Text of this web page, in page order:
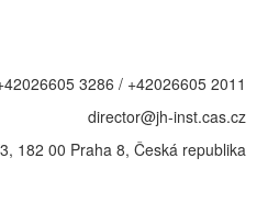
3286 / +42026605 2011
director@jh-inst.cas.cz
182 00 Praha 8, Česká republika